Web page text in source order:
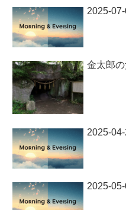
2025-
金太郎
2025-
2025-